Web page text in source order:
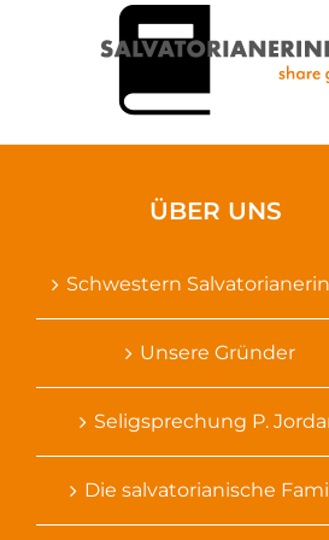
ÜBER UNS
Schwestern
Unsere Gründer
Seligsprechung P.
Die salvatorianische